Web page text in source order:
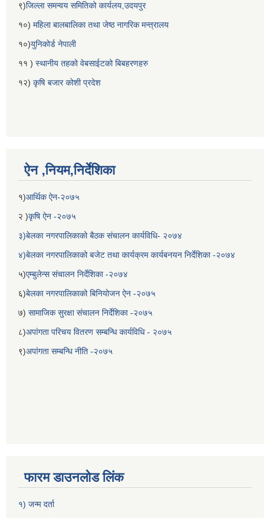
९)जिल्ला समन्वय समितिको कार्यलय,उदयपुर
१०) महिला बालबालिका तथा जेष्ठ नागरिक मन्त्रालय
१०)युनिकोर्ड नेपाली
११ ) स्थानीय तहको वेबसाईटको बिबहरणहरु
१२) कृषि बजार कोशी प्रदेश
ऐन ,नियम,निर्देशिका
१)आर्थिक ऐन-२०७५
२ )कृषि ऐन -२०७५
३)बेलका नगरपालिकाको बैठक संचालन कार्यविधि- २०७४
४)बेलका नगरपालिकाको बजेट तथा कार्यक्रम कार्यबनयन निर्देशिका -२०७४
५)एम्बुलेन्स संचालन निर्देशिका -२०७४
६)बेलका नगरपालिकाको बिनियोजन ऐन -२०७५
७) सामाजिक सुरक्षा संचालन निर्देशिका -२०७५
८)अपांगता परिचय वितरण सम्बन्धि कार्यविधि - २०७५
९)अपांगता सम्बन्धि नीति -२०७५
फारम डाउनलोड लिंक
१) जन्म दर्ता